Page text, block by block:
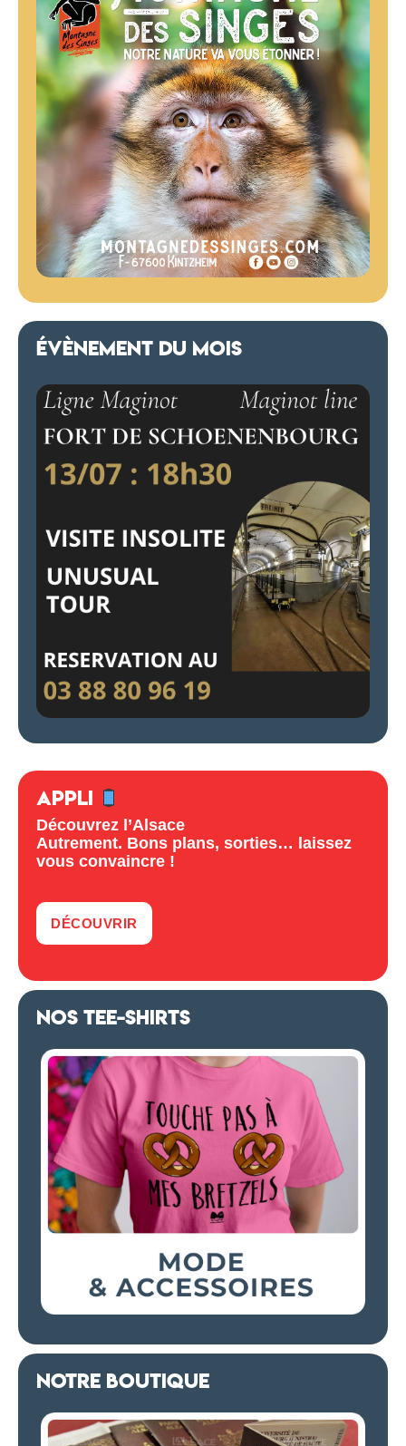
ÉVÈNEMENT DU MOIS
APPLI
Découvrez l’Alsace
Autrement. Bons plans, sorties… laissez
vous convaincre !
DÉCOUVRIR
NOS TEE-SHIRTS
NOTRE BOUTIQUE